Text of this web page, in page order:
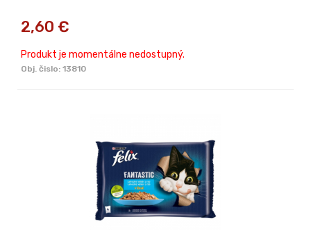
2,60 €
Produkt je momentálne nedostupný.
Obj. čislo: 13810